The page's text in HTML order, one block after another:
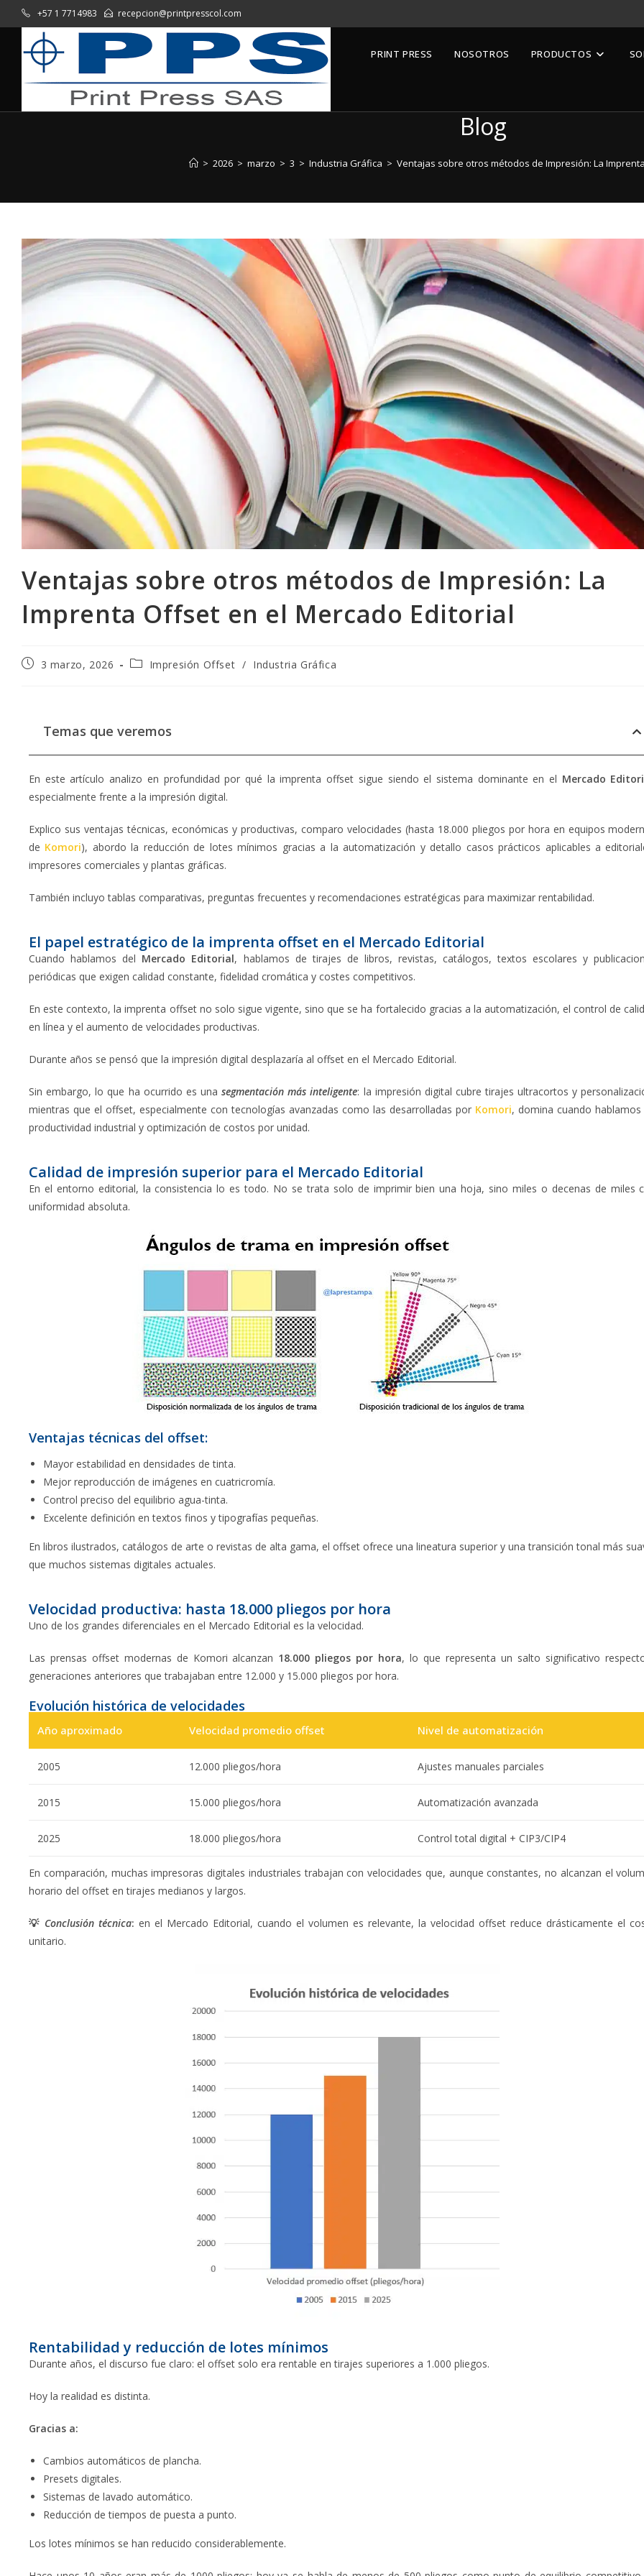
+57 1 7714983 recepcion@printpresscol.com
PRINT PRESS NOSOTROS PRODUCTOS
Blog
> 2026 > marzo > 3 > Industria Gráfica > Ventajas sobre otros métodos de Impresión: La
Ventajas sobre otros métodos de Impresión: La
Imprenta Offset en el Mercado Editorial
3 marzo, 2026 Impresión Offset / Industria Gráfica
Temas que veremos
En este artículo analizo en profundidad por qué la imprenta offset sigue siendo el sistema dominante en el Mercado
especialmente frente a la impresión digital.
Explico sus ventajas técnicas, económicas y productivas, comparo velocidades (hasta 18.000 pliegos por hora en equipos
de Komori), abordo la reducción de lotes mínimos gracias a la automatización y detallo casos prácticos aplicables a
impresores comerciales y plantas gráficas.
También incluyo tablas comparativas, preguntas frecuentes y recomendaciones estratégicas para maximizar rentabilidad.
El papel estratégico de la imprenta offset en el Mercado Editorial
Cuando hablamos del Mercado Editorial, hablamos de tirajes de libros, revistas, catálogos, textos escolares y
periódicas que exigen calidad constante, fidelidad cromática y costes competitivos.
En este contexto, la imprenta offset no solo sigue vigente, sino que se ha fortalecido gracias a la automatización, el control de
en línea y el aumento de velocidades productivas.
Durante años se pensó que la impresión digital desplazaría al offset en el Mercado Editorial.
Sin embargo, lo que ha ocurrido es unasegmentación más inteligente: la impresión digital cubre tirajes ultracortos y
mientras que el offset, especialmente con tecnologías avanzadas como las desarrolladas por Komori, domina cuando
productividad industrial y optimización de costos por unidad.
Calidad de impresión superior para el Mercado Editorial
En el entorno editorial, la consistencia lo es todo. No se trata solo de imprimir bien una hoja, sino miles o decenas de miles
uniformidad absoluta.
Ventajas técnicas del offset:
Mayor estabilidad en densidades de tinta.
Mejor reproducción de imágenes en cuatricromía.
Control preciso del equilibrio agua-tinta.
Excelente definición en textos finos y tipografías pequeñas.
En libros ilustrados, catálogos de arte o revistas de alta gama, el offset ofrece una lineatura superior y una transición tonal más
que muchos sistemas digitales actuales.
Velocidad productiva: hasta 18.000 pliegos por hora
Uno de los grandes diferenciales en el Mercado Editorial es la velocidad.
Las prensas offset modernas de Komori alcanzan 18.000 pliegos por hora, lo que representa un salto significativo
generaciones anteriores que trabajaban entre 12.000 y 15.000 pliegos por hora.
Evolución histórica de velocidades
Año aproximado Velocidad promedio offset Nivel de automatización
2005 12.000 pliegos/hora Ajustes manuales parciales
2015 15.000 pliegos/hora Automatización avanzada
2025 18.000 pliegos/hora Control total digital + CIP3/CIP4
En comparación, muchas impresoras digitales industriales trabajan con velocidades que, aunque constantes, no alcanzan el
horario del offset en tirajes medianos y largos.
💡 Conclusión técnica: en el Mercado Editorial, cuando el volumen es relevante, la velocidad offset reduce drásticamente el
unitario.
Rentabilidad y reducción de lotes mínimos
Durante años, el discurso fue claro: el offset solo era rentable en tirajes superiores a 1.000 pliegos.
Hoy la realidad es distinta.
Gracias a:
Cambios automáticos de plancha.
Presets digitales.
Sistemas de lavado automático.
Reducción de tiempos de puesta a punto.
Los lotes mínimos se han reducido considerablemente.